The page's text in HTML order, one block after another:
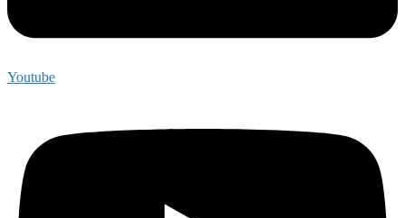
Youtube